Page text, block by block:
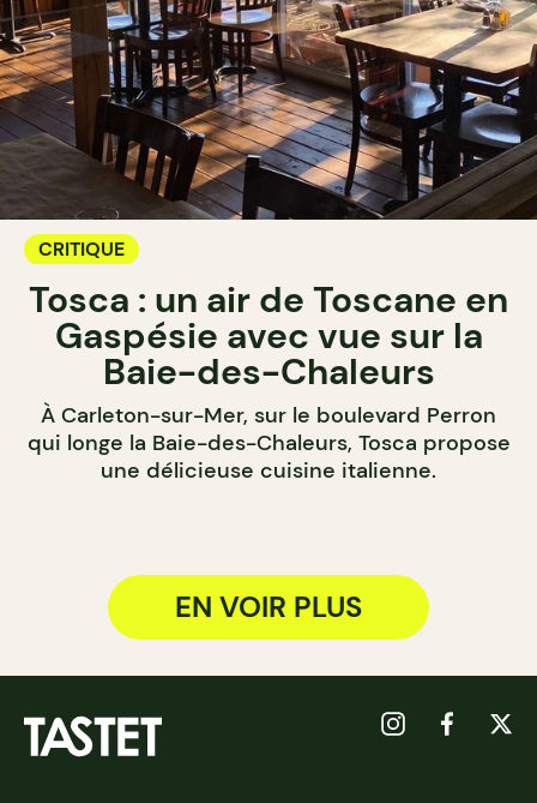
CRITIQUE
Tosca : un air de Toscane en
Gaspésie avec vue sur la
Baie-des-Chaleurs
À Carleton-sur-Mer, sur le boulevard Perron
qui longe la Baie-des-Chaleurs, Tosca propose
une délicieuse cuisine italienne.
EN VOIR PLUS